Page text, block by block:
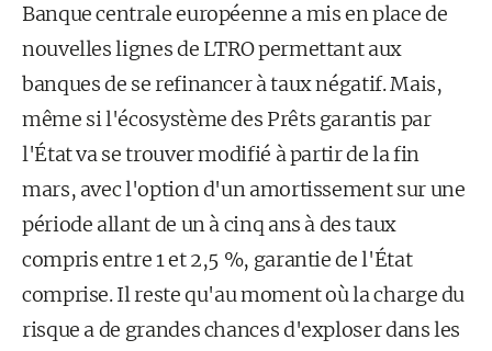
Banque centrale européenne a mis en place de
nouvelles lignes de LTRO permettant aux
banques de se refinancer à taux négatif. Mais,
même si l'écosystème des Prêts garantis par
l'État va se trouver modifié à partir de la fin
mars, avec l'option d'un amortissement sur une
période allant de un à cinq ans à des taux
compris entre 1 et 2,5 %, garantie de l'État
comprise. Il reste qu'au moment où la charge du
risque a de grandes chances d'ex­ploser dans les